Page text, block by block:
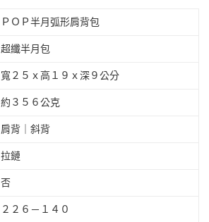
ＰＯＰ半月弧形肩背包
超纖半月包
寬２５ｘ高１９ｘ深９公分
約３５６公克
肩背｜斜背
拉鏈
否
２２６－１４０